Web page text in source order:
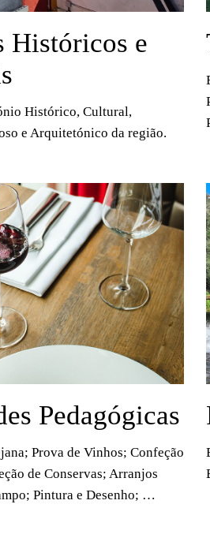
Históricos e
Histórico, Cultural,
e Arquitetónico da região.
Pedagógicas
Prova de Vinhos; Confeção
de Conservas; Arranjos
Pintura e Desenho; …